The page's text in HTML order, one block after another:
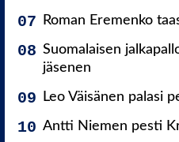
Roman Eremenko
Suomalaisen
jäsenen
Leo Väisänen palasi
Antti Niemen pesti